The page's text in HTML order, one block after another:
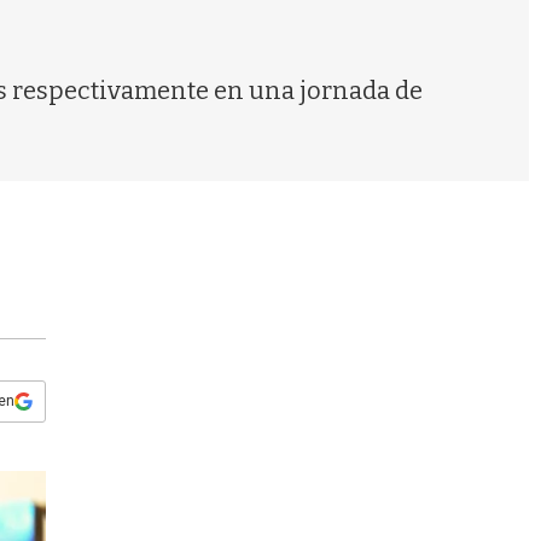
respectivamente en una jornada de